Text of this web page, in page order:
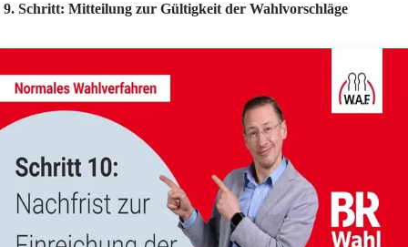
9. Schritt: Mitteilung zur Gültigkeit der Wahlvorschläge